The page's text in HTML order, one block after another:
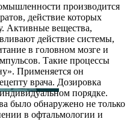
производится
действие которых
Активные вещества,
действие системы,
в головном мозге и
Такие процессы
Применяется он
врача. Дозировка
индивидуальном порядке.
было обнаружено не только
в офтальмологии и